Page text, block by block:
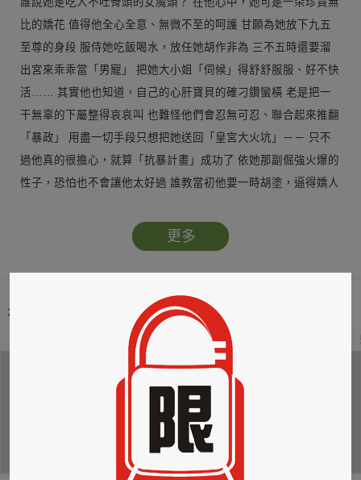
比的嬌花 值得他全心全意、無微不至的呵護 甘願為她放下九五
至尊的身段 服侍她吃飯喝水，放任她胡作非為 三不五時還要溜
出宮來乖乖當「男寵」 把她大小姐「伺候」得舒舒服服、好不快
活…… 其實他也知道，自己的心肝寶貝的確刁鑽蠻橫 老是把一
干無辜的下屬整得哀哀叫 也難怪他們會忍無可忍、聯合起來推翻
「暴政」 用盡一切手段只想把她送回「皇宮大火坑」－－ 只不
過他真的很擔心，就算「抗暴計畫」成功了 依她那副倔強火爆的
性子，恐怕也不會讓他太好過 誰教當初他要一時胡塗，逼得嬌人
更多
本類暢銷榜
3